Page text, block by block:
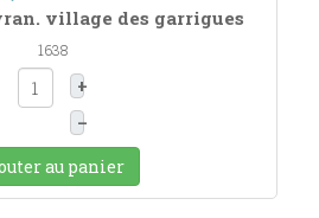
village des garrigues
1638
+
–
au panier